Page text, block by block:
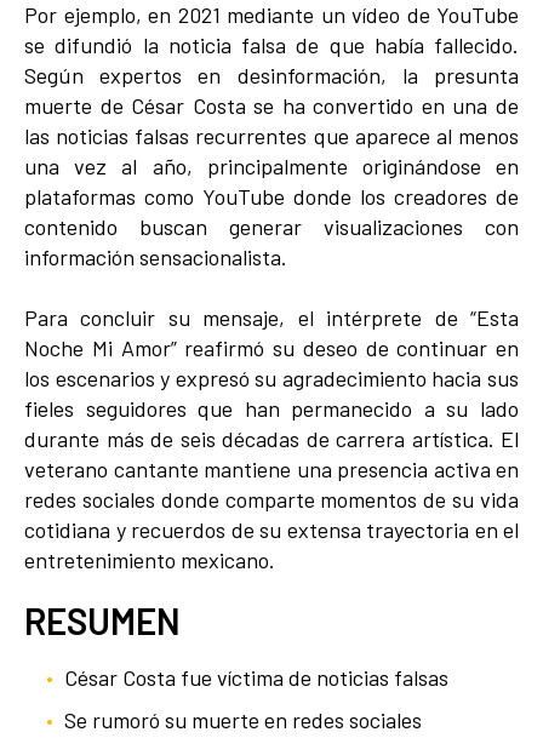
Por ejemplo, en 2021 mediante un vídeo de YouTube
se difundió la noticia falsa de que había fallecido.
Según expertos en desinformación, la presunta
muerte de César Costa se ha convertido en una de
las noticias falsas recurrentes que aparece al menos
una vez al año, principalmente originándose en
plataformas como YouTube donde los creadores de
contenido buscan generar visualizaciones con
información sensacionalista.
Para concluir su mensaje, el intérprete de “Esta
Noche Mi Amor” reafirmó su deseo de continuar en
los escenarios y expresó su agradecimiento hacia sus
fieles seguidores que han permanecido a su lado
durante más de seis décadas de carrera artística. El
veterano cantante mantiene una presencia activa en
redes sociales donde comparte momentos de su vida
cotidiana y recuerdos de su extensa trayectoria en el
entretenimiento mexicano.
RESUMEN
César Costa fue víctima de noticias falsas
Se rumoró su muerte en redes sociales